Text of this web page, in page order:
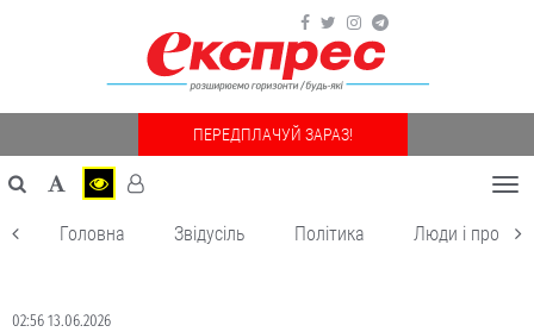
ПЕРЕДПЛАЧУЙ ЗАРАЗ!
Головна Звідусіль Політика Люди і
02:56 13.06.2026